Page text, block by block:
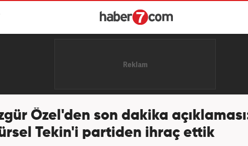
Özel'den son dakika
Tekin'i partiden ihraç ettik